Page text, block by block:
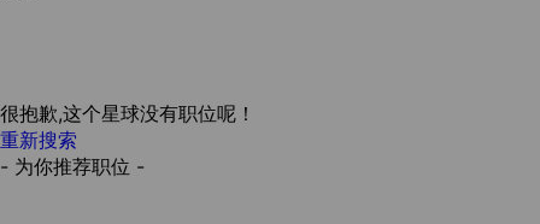
很抱歉,这个星球没有职位呢！
重新搜索
- 为你推荐职位 -